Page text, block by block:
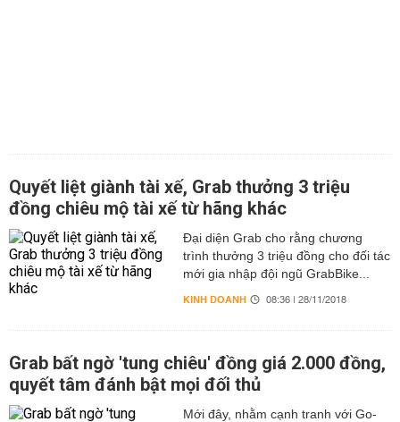
Quyết liệt giành tài xế, Grab thưởng 3 triệu
đồng chiêu mộ tài xế từ hãng khác
Đại diện Grab cho rằng chương
trình thưởng 3 triệu đồng cho đối tác
mới gia nhập đội ngũ GrabBike...
KINH DOANH 08:36 | 28/11/2018
Grab bất ngờ 'tung chiêu' đồng giá 2.000 đồng,
quyết tâm đánh bật mọi đối thủ
Mới đây, nhằm cạnh tranh với Go-